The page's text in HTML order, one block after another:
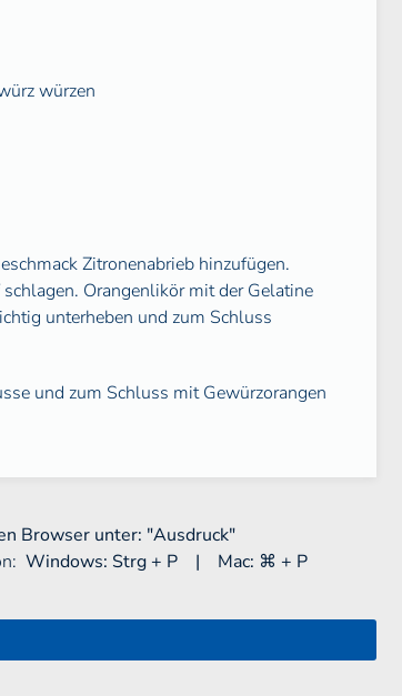
würzen
Zitronenabrieb hinzufügen.
Orangenlikör mit der Gelatine
unterheben und zum Schluss
und zum Schluss mit Gewürzorangen
Browser unter: "Ausdruck"
Windows: Strg + P | Mac: ⌘ + P